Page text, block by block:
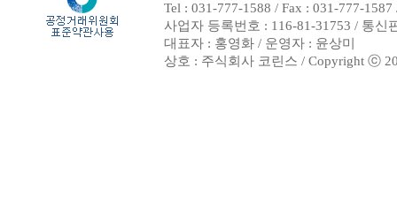
Tel : 031-777-1588 / Fax : 031-777-
사업자 등록번호 : 116-81-31753 / 통신
대표자 : 홍영화 / 운영자 : 윤상미
상호 : 주식회사 코린스 / Copyright ⓒ